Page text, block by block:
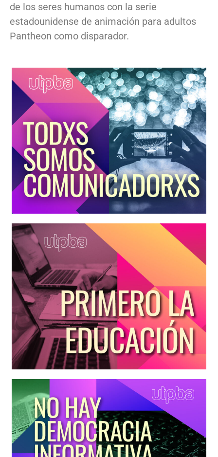
de los seres humanos con la serie
estadounidense de animación para adultos
Pantheon como disparador.